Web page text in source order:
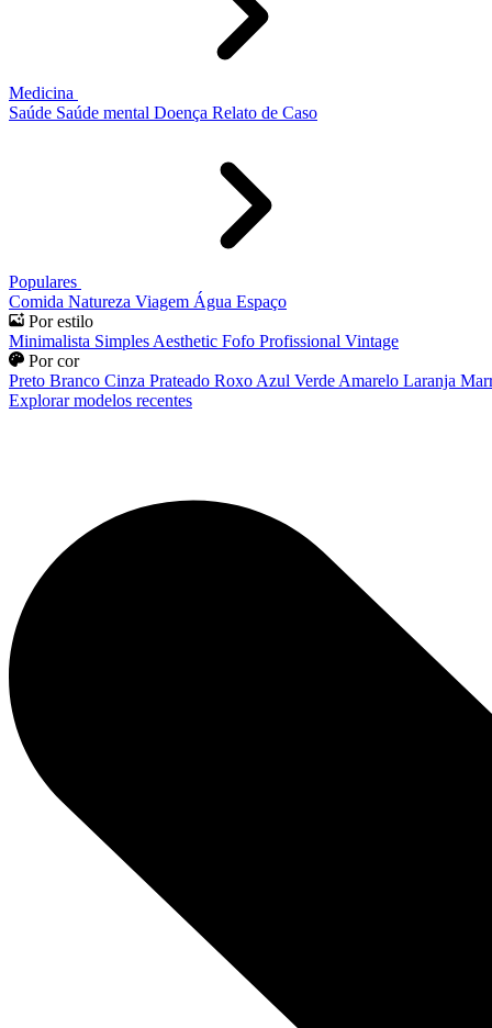
Medicina
Saúde Saúde mental Doença Relato de Caso
Populares
Comida Natureza Viagem Água Espaço
Por estilo
Minimalista Simples Aesthetic Fofo Profissional Vintage
Por cor
Preto Branco Cinza Prateado Roxo Azul Verde Amarelo Laranja
Explorar modelos recentes